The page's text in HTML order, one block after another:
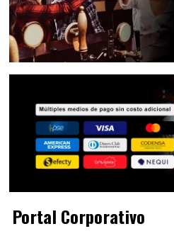
Portal Corporativo